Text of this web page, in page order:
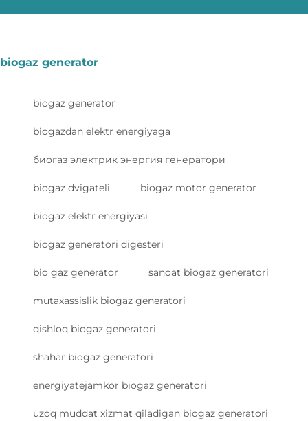
biogaz generator
biogaz generator
biogazdan elektr energiyaga
биогаз электрик энергия генератори
biogaz dvigateli biogaz motor generator
biogaz elektr energiyasi
biogaz generatori digesteri
bio gaz generator sanoat biogaz generatori
mutaxassislik biogaz generatori
qishloq biogaz generatori
shahar biogaz generatori
energiyatejamkor biogaz generatori
uzoq muddat xizmat qiladigan biogaz generatori